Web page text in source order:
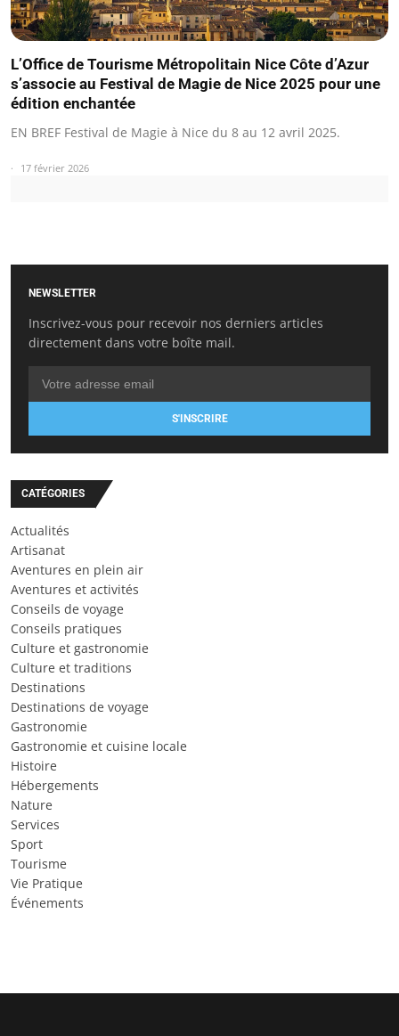
L’Office de Tourisme Métropolitain Nice Côte d’Azur
s’associe au Festival de Magie de Nice 2025 pour une
édition enchantée
EN BREF Festival de Magie à Nice du 8 au 12 avril 2025.
17 février 2026
NEWSLETTER
Inscrivez-vous pour recevoir nos derniers articles
directement dans votre boîte mail.
S'INSCRIRE
CATÉGORIES
Actualités
Artisanat
Aventures en plein air
Aventures et activités
Conseils de voyage
Conseils pratiques
Culture et gastronomie
Culture et traditions
Destinations
Destinations de voyage
Gastronomie
Gastronomie et cuisine locale
Histoire
Hébergements
Nature
Services
Sport
Tourisme
Vie Pratique
Événements